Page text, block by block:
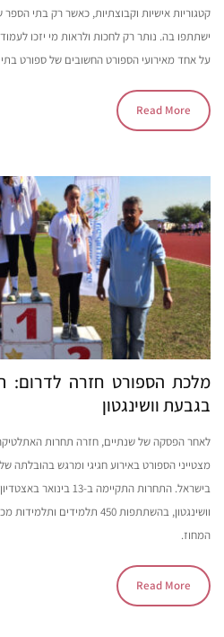
קטגוריות אישיות וקבוצתיות, כאשר רק בתי הספר
ישתתפו בה. נותר רק לחכות ולראות מי יזכו
על אחד מאירועי הספורט החשובים של ספורט
Read More
מלכת הספורט חזרה לדרום:
בגבעת וושינגטון
לאחר הפסקה של שנתיים, חזרה תחרות
מצטייני הספורט באירוע חגיגי ומרגש
בישראל. התחרות התקיימה
וושינגטון, בהשתתפות 450
המחוז.
Read More